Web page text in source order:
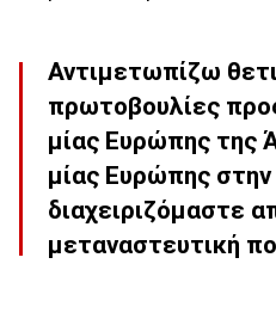
Αντιμετωπίζω
πρωτοβουλίες
μίας Ευρώπης της
μίας Ευρώπης στην
διαχειριζόμαστε
μεταναστευτική